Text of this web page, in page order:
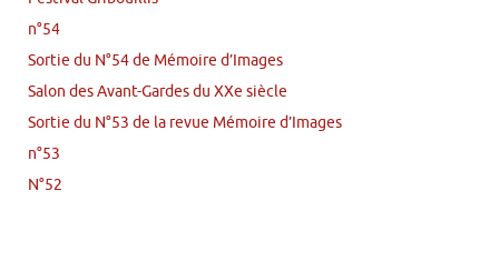
n°54
Sortie du N°54 de Mémoire d’Images
Salon des Avant-Gardes du XXe siècle
Sortie du N°53 de la revue Mémoire d’Images
n°53
N°52